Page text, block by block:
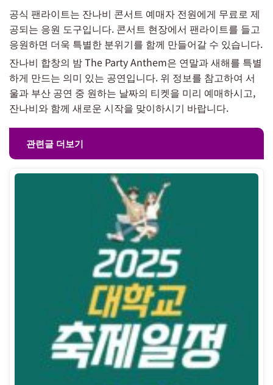
공식 팬라이트는 잔나비 콘서트 예매자 전원에게 무료로 제
공되는 응원 도구입니다. 콘서트 현장에서 팬라이트를 들고
응원하면 더욱 특별한 분위기를 함께 만들어갈 수 있습니다.
잔나비 합창의 밤 The Party Anthem은 연말과 새해를 특별
하게 만드는 의미 있는 공연입니다. 위 정보를 참고하여 서
울과 부산 공연 중 원하는 날짜의 티켓을 미리 예매하시고,
잔나비와 함께 새로운 시작을 맞이하시기 바랍니다.
관련글 더보기